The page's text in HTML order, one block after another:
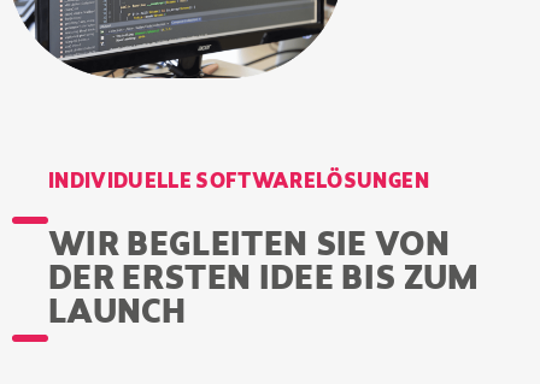
INDIVIDUELLE SOFTWARELÖSUNGEN
WIR BEGLEITEN SIE VON
DER ERSTEN IDEE BIS ZUM
LAUNCH